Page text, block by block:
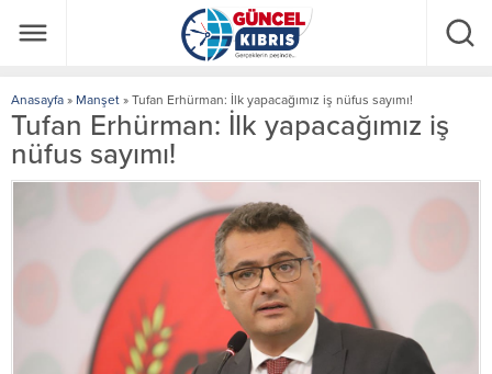
Anasayfa » Manşet » Tufan Erhürman: İlk yapacağımız iş nüfus sayımı!
Tufan Erhürman: İlk yapacağımız iş
nüfus sayımı!